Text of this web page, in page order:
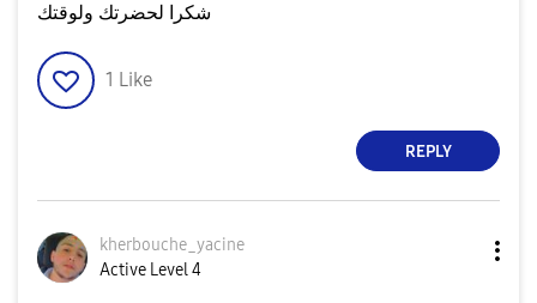
شكرا لحضرتك ولوقتك
1 Like
REPLY
kherbouche_yacine
Active Level 4